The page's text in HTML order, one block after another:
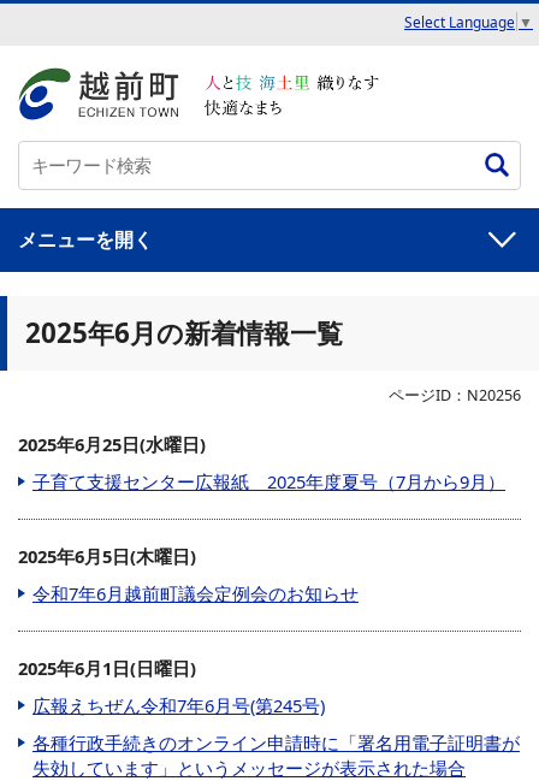
Select Language ▼
メニュー
2025年6月の新着情報一覧
ページID：N20256
2025年6月25日(水曜日)
子育て支援センター広報紙 2025年度夏号（7月から9月）
2025年6月5日(木曜日)
令和7年6月越前町議会定例会のお知らせ
2025年6月1日(日曜日)
広報えちぜん令和7年6月号(第245号)
各種行政手続きのオンライン申請時に「署名用電子証明書が
失効しています」というメッセージが表示された場合